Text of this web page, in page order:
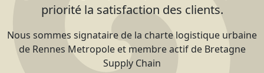
priorité la satisfaction des clients.
Nous sommes signataire de la charte logistique urbaine
de Rennes Metropole et membre actif de Bretagne
Supply Chain